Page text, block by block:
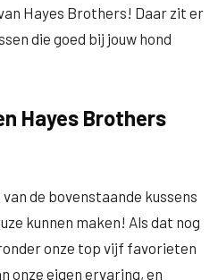
Hayes Brothers! Daar zit er
die goed bij jouw hond
Hayes Brothers
de bovenstaande kussens
kunnen maken! Als dat nog
onze top vijf favorieten
onze eigen ervaring, en